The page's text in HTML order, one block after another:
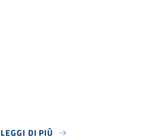
LEGGI DI PIÙ